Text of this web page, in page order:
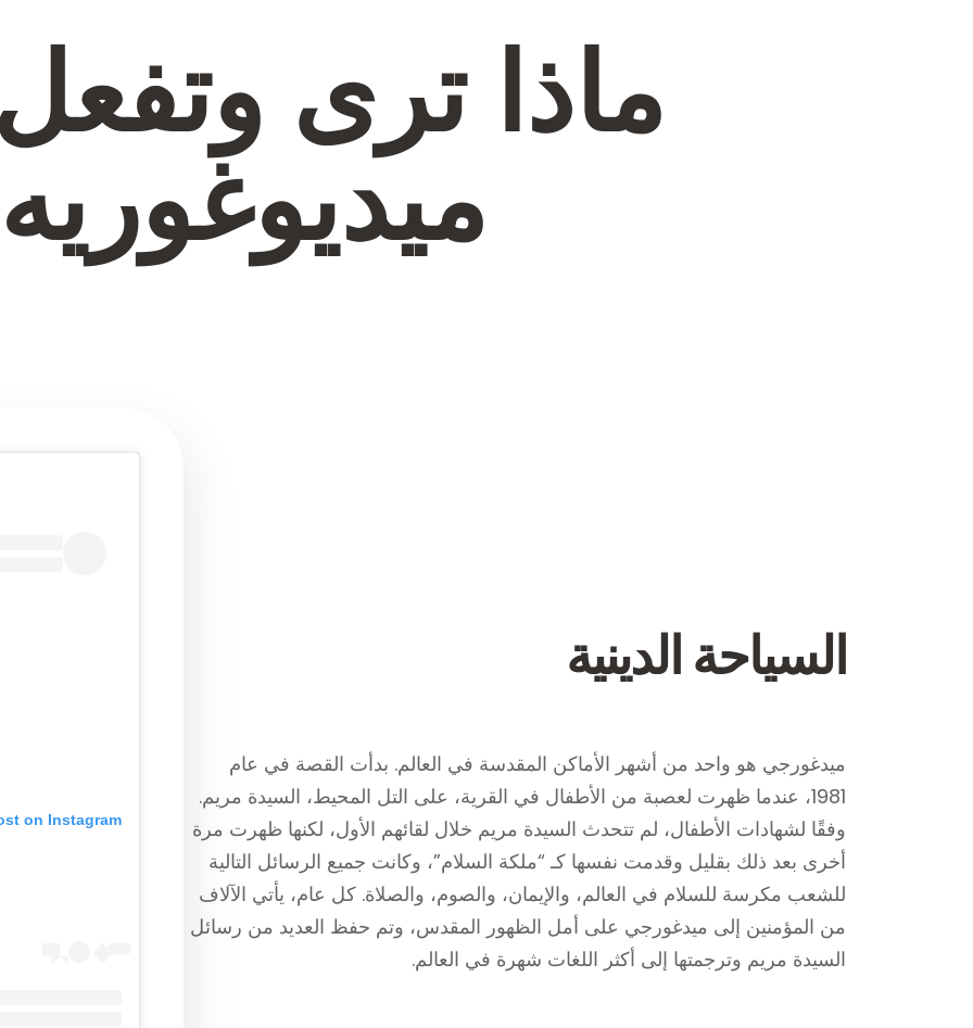
ماذا ترى
ميديوغوريه
السياحة الدينية
ميدغورجي هو واحد من أشهر الأماكن المقدسة في العالم. بدأت القصة في عام
1981، عندما ظهرت لعصبة من الأطفال في القرية، على التل المحيط، السيدة مريم.
وفقًا لشهادات الأطفال، لم تتحدث السيدة مريم خلال لقائهم الأول، لكنها ظهرت مرة
أخرى بعد ذلك بقليل وقدمت نفسها كـ “ملكة السلام”، وكانت جميع الرسائل التالية
للشعب مكرسة للسلام في العالم، والإيمان، والصوم، والصلاة. كل عام، يأتي الآلاف
من المؤمنين إلى ميدغورجي على أمل الظهور المقدس، وتم حفظ العديد من رسائل
السيدة مريم وترجمتها إلى أكثر اللغات شهرة في العالم.
on Instagram